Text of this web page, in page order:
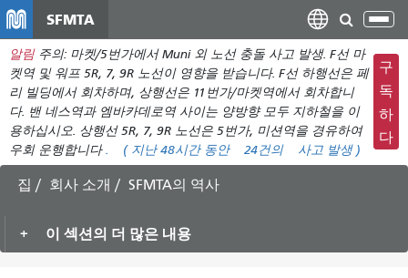
컨
텐
츠
로
건
너
뛰
SFMTA
탐
색
메
뉴
전
환
알림 주의: 마켓/5번가에서 Muni 외 노선 충돌 사고 발생. F선 마
켓역 및 워프 5R, 7, 9R 노선이 영향을 받습니다. F선 하행선은 페
리 빌딩에서 회차하며, 상행선은 11번가/마켓역에서 회차합니
다. 밴 네스역과 엠바카데로역 사이는 양방향 모두 지하철을 이
용하십시오. 상행선 5R, 7, 9R 노선은 5번가, 미션역을 경유하여
우회 운행합니다. ( 지난 48시간 동안 24건의 사고 발생 )
구
독
하
다
집 회사 소개 SFMTA의 역사
이 섹션의 더 많은 내용